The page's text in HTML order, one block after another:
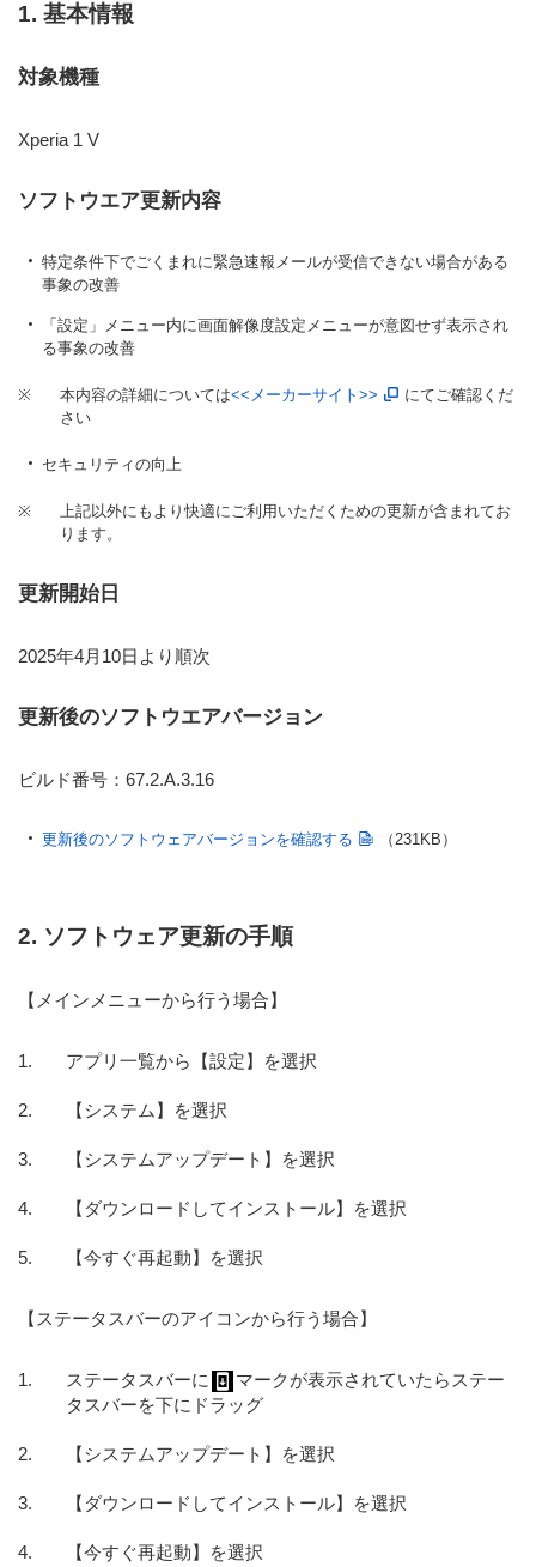
1. 基本情報
対象機種
Xperia 1 V
ソフトウエア更新内容
特定条件下でごくまれに緊急速報メールが受信できない場合がある
事象の改善
「設定」メニュー内に画面解像度設定メニューが意図せず表示され
る事象の改善
※ 本内容の詳細については<<メーカーサイト>>
にてご確認くだ
さい
セキュリティの向上
※
上記以外にもより快適にご利用いただくための更新が含まれてお
ります。
更新開始日
2025年4月10日より順次
更新後のソフトウエアバージョン
ビルド番号：67.2.A.3.16
更新後のソフトウェアバージョンを確認する （231KB）
2. ソフトウェア更新の手順
【メインメニューから行う場合】
アプリ一覧から【設定】を選択
【システム】を選択
【システムアップデート】を選択
【ダウンロードしてインストール】を選択
【今すぐ再起動】を選択
【ステータスバーのアイコンから行う場合】
ステータスバーに
マークが表示されていたらステー
タスバーを下にドラッグ
【システムアップデート】を選択
【ダウンロードしてインストール】を選択
【今すぐ再起動】を選択